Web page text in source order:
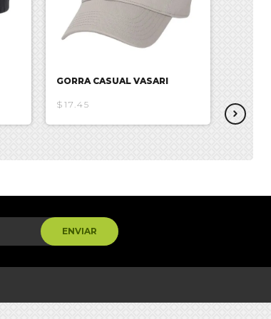
GORRA CASUAL VASARI
$17.45 $20.53
ENVIAR